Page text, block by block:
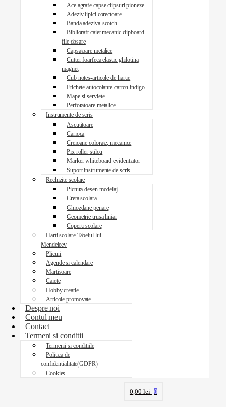
Ace agrafe capse clipsuri pioneze
Adeziv lipici corectoare
Banda adeziva-scotch
Biblioraft caiet mecanic clipboard
file dosare
Capsatoare metalice
Cutter foarfeca elastic ghilotina
magnet
Cub notes-articole de hartie
Etichete autocolante carton indigo
Mape si serviete
Perforatoare metalice
Instrumente de scris
Ascutitoare
Carioca
Creioane colorate, mecanice
Pix roller stilou
Marker whiteboard evidentiator
Suport instrumente de scris
Rechizite scolare
Pictura desen modelaj
Creta scolara
Ghiozdane penare
Geometrie trusa liniar
Coperti scolare
Harti scolare Tabelul lui
Mendeleev
Plicuri
Agende si calendare
Martisoare
Caiete
Hobby creatie
Articole promovate
Despre noi
Contul meu
Contact
Termeni si conditii
Termenii si conditiile
Politica de
confidentialitate(GDPR)
Cookies
0,00 lei 0